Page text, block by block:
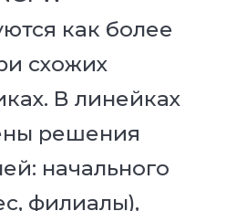
как более
схожих
В линейках
решения
начального
филиалы),